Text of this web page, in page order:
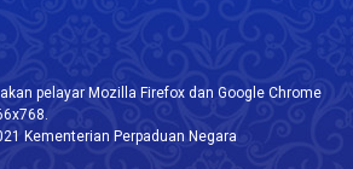
pelayar Mozilla Firefox dan Google Chrome
Kementerian Perpaduan Negara